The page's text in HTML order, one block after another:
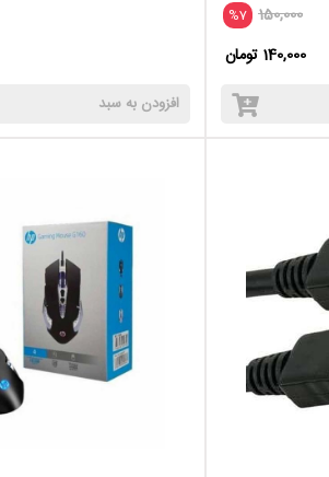
%7 150,000
140,000 تومان
افزودن به سبد